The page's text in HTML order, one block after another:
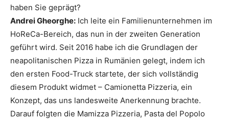
haben Sie geprägt?
Andrei Gheorghe: Ich leite ein Familienunternehmen im
HoReCa-Bereich, das nun in der zweiten Generation
geführt wird. Seit 2016 habe ich die Grundlagen der
neapolitanischen Pizza in Rumänien gelegt, indem ich
den ersten Food-Truck startete, der sich vollständig
diesem Produkt widmet – Camionetta Pizzeria, ein
Konzept, das uns landesweite Anerkennung brachte.
Darauf folgten die Mamizza Pizzeria, Pasta del Popolo